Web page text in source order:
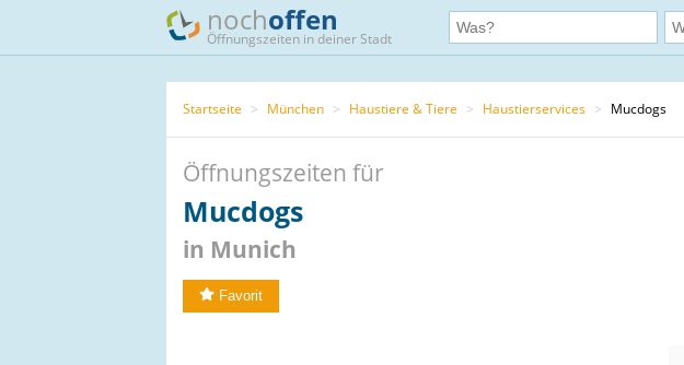
nochoffen
Öffnungszeiten in deiner Stadt
Startseite > München > Haustiere & Tiere > Haustierservices > Mucdogs
Öffnungszeiten für
Mucdogs
in Munich
Favorit